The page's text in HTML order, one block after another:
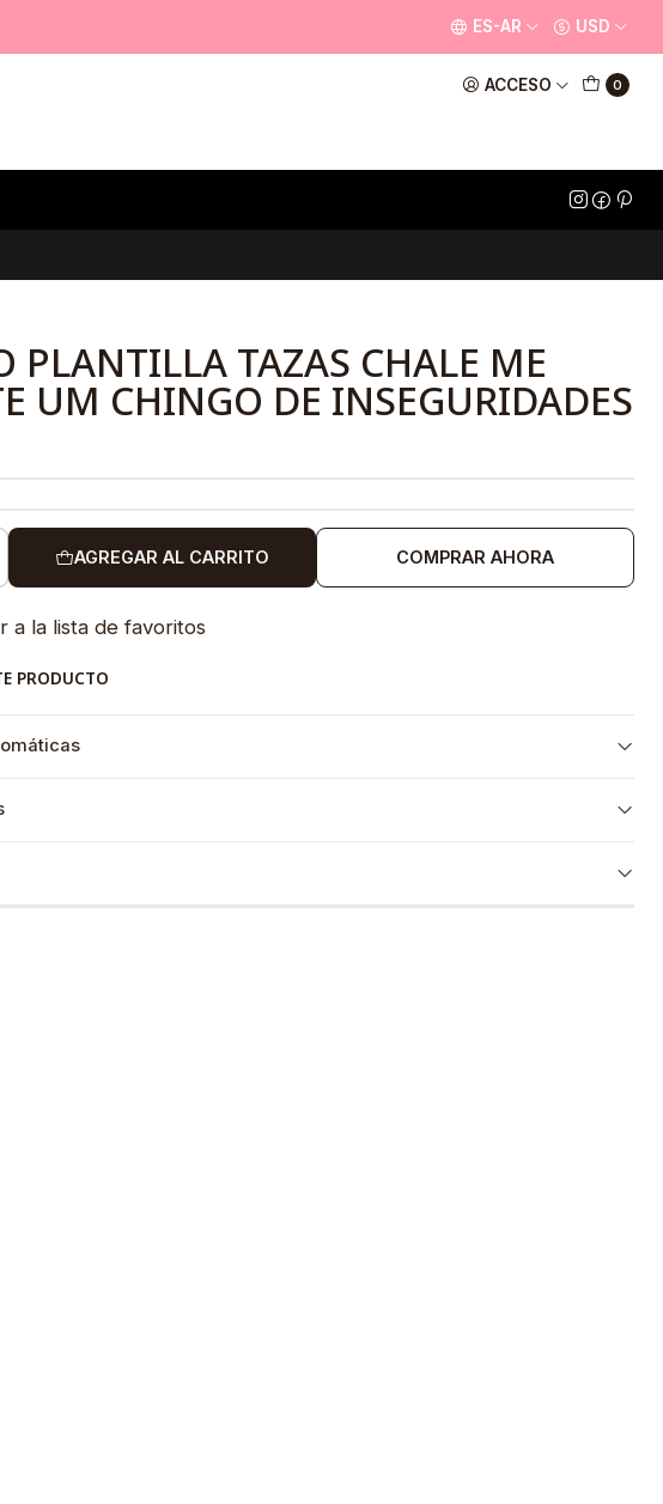
ACCESO 0
ES-AR USD
PLANTILLA TAZAS CHALE ME
UM CHINGO DE INSEGURIDADES
AGREGAR AL CARRITO COMPRAR AHORA
a la lista de favoritos
PRODUCTO